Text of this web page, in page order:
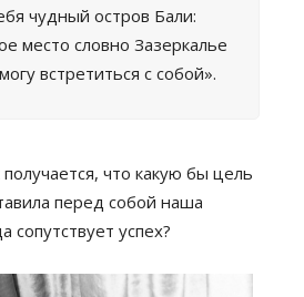
чудный остров Бали:
место словно Зазеркалье
встретиться с собой».
получается, что какую бы цель
перед собой наша
сопутствует успех?